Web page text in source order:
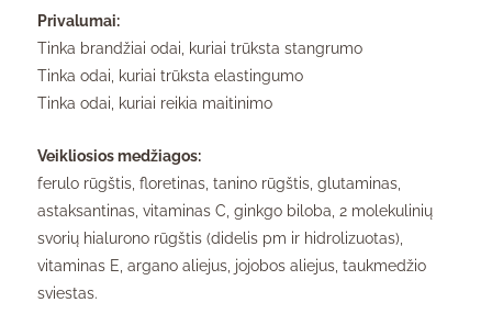
Privalumai:
Tinka brandžiai odai, kuriai trūksta stangrumo
Tinka odai, kuriai trūksta elastingumo
Tinka odai, kuriai reikia maitinimo
Veikliosios medžiagos:
ferulo rūgštis, floretinas, tanino rūgštis, glutaminas,
astaksantinas, vitaminas C, ginkgo biloba, 2 molekulinių
svorių hialurono rūgštis (didelis pm ir hidrolizuotas),
vitaminas E, argano aliejus, jojobos aliejus, taukmedžio
sviestas.